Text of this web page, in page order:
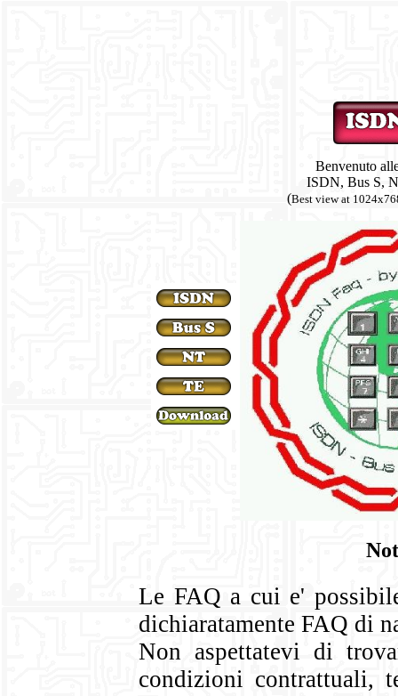
Benvenuto
ISDN, Bus S,
(Best view at
Le FAQ a cui e'
dichiaratamente FAQ di
Non aspettatevi di
condizioni contrattuali,